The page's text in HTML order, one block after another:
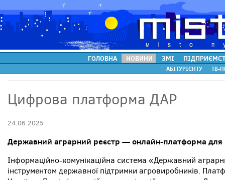
ГОЛОВНА НОВИНИ ЗМІ
АБІТУРІЄНТУ ТВ-
Цифрова платформа ДАР
24.06.2025
Державний аграрний реєстр — онлайн-платформа для
Інформаційно-комунікаційна система «Державний
інструментом державної підтримки агровиробників.